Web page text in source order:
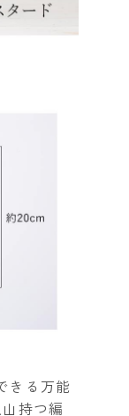
きる万能
持つ編